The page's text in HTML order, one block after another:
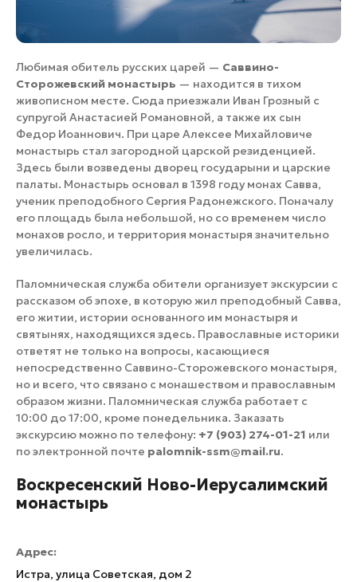
Любимая обитель русских царей — Саввино-
Сторожевский монастырь — находится в тихом
живописном месте. Сюда приезжали Иван Грозный с
супругой Анастасией Романовной, а также их сын
Федор Иоаннович. При царе Алексее Михайловиче
монастырь стал загородной царской резиденцией.
Здесь были возведены дворец государыни и царские
палаты. Монастырь основал в 1398 году монах Савва,
ученик преподобного Сергия Радонежского. Поначалу
его площадь была небольшой, но со временем число
монахов росло, и территория монастыря значительно
увеличилась.
Паломническая служба обители организует экскурсии с
рассказом об эпохе, в которую жил преподобный Савва,
его житии, истории основанного им монастыря и
святынях, находящихся здесь. Православные историки
ответят не только на вопросы, касающиеся
непосредственно Саввино-Сторожевского монастыря,
но и всего, что связано с монашеством и православным
образом жизни. Паломническая служба работает с
10:00 до 17:00, кроме понедельника. Заказать
экскурсию можно по телефону: +7 (903) 274-01-21 или
по электронной почте palomnik-ssm@mail.ru.
Воскресенский Ново-Иерусалимский
монастырь
Адрес:
Истра, улица Советская, дом 2